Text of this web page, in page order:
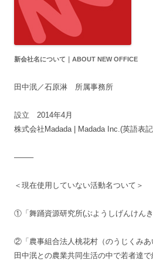
新会社名について｜ABOUT NEW OFFICE
田中泯／石原淋 所属事務所
設立 2014年4月
株式会社Madada | Madada Inc.(英語表
——–
＜現在使用していない活動名ついて＞
①「舞踊資源研究所(ぶようしげんけんき
②「農事組合法人桃花村（のうじくみあ
田中泯との農業共同生活の中で若者達